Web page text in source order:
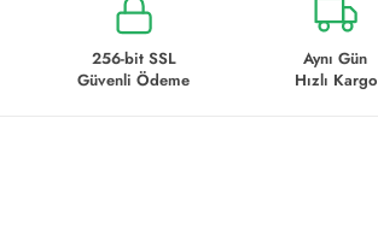
256-bit SSL
Güvenli Ödeme
Aynı Gün
Hızlı Kargo